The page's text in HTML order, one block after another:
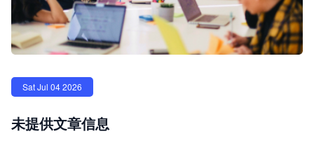
Sat Jul 04 2026
未提供文章信息